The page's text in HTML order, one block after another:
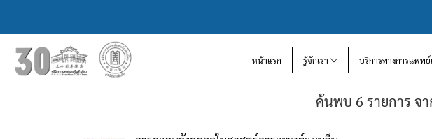
หน้าแรก รู้จักเรา บริการทางการแพท
ค้นพบ 6 รายการ จ